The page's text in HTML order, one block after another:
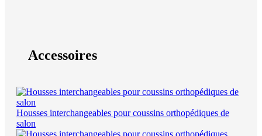
Accessoires
Housses interchangeables pour coussins orthopédiques de
salon